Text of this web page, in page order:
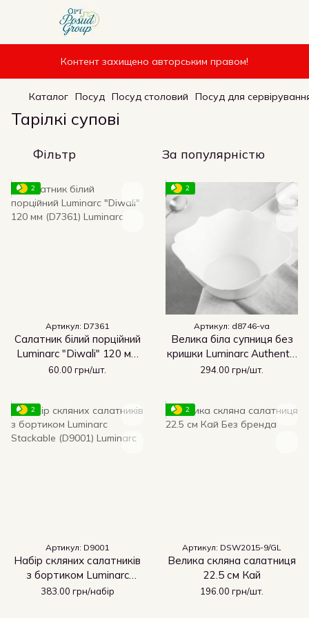
Контент захищено авторським правом!
Каталог Посуд Посуд столовий Посуд для
Тарілкі супові
Фільтр За популярністю
2
Артикул: D7361
Салатник білий порційний
Luminarc "Diwali" 120 мм
(D7361)
60.00 грн/шт.
2
Артикул: d8746-va
Велика біла супниця без
кришки Luminarc Authentic
White 240 мм (D8746)
294.00 грн/шт.
2
Артикул: D9001
Набір скляних салатників
з бортиком Luminarc
Stackable (D9001)
383.00 грн/набір
2
Артикул: DSW2015-9/GL
Велика скляна салатниця
22.5 см Кай
196.00 грн/шт.